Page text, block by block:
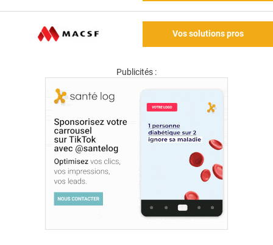
Vos solutions pros
Publicités :